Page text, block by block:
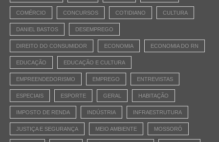
COMÉRCIO CONCURSOS COTIDIANO CULTURA
DANIEL BASTOS DESEMPREGO
DIREITO DO CONSUMIDOR ECONOMIA ECONOMIA DO RN
EDUCAÇÃO EDUCAÇÃO E CULTURA
EMPREENDEDORISMO EMPREGO ENTREVISTAS
ESPECIAIS ESPORTE GERAL HABITAÇÃO
IMPOSTO DE RENDA INDÚSTRIA INFRAESTRUTURA
JUSTIÇA E SEGURANÇA MEIO AMBIENTE MOSSORÓ